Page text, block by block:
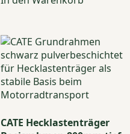
CATE Hecklastenträger